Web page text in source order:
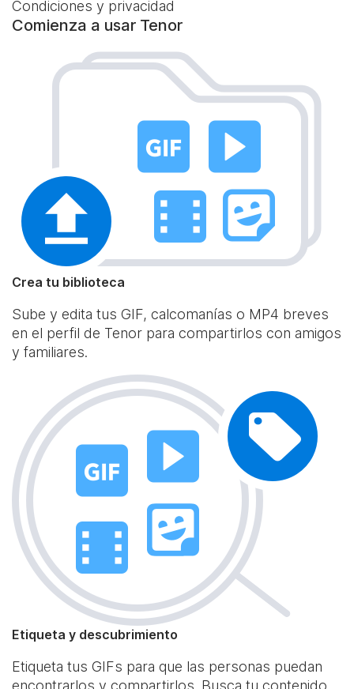
Condiciones y privacidad
Comienza a usar Tenor
Crea tu biblioteca
Sube y edita tus GIF, calcomanías o MP4 breves
en el perfil de Tenor para compartirlos con amigos
y familiares.
Etiqueta y descubrimiento
Etiqueta tus GIFs para que las personas puedan
encontrarlos y compartirlos. Busca tu contenido